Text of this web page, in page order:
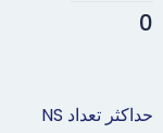
0
حداکثر تعداد NS